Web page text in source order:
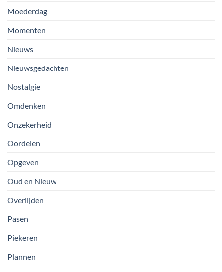
Moederdag
Momenten
Nieuws
Nieuwsgedachten
Nostalgie
Omdenken
Onzekerheid
Oordelen
Opgeven
Oud en Nieuw
Overlijden
Pasen
Piekeren
Plannen